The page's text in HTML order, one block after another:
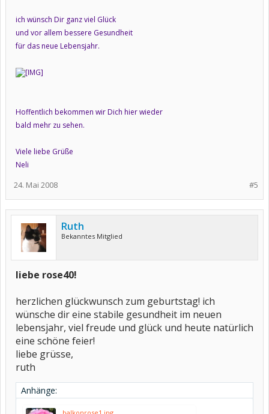
ich wünsch Dir ganz viel Glück
und vor allem bessere Gesundheit
für das neue Lebensjahr.
Hoffentlich bekommen wir Dich hier wieder
bald mehr zu sehen.
Viele liebe Grüße
Neli
#5
24. Mai 2008
Ruth
Bekanntes Mitglied
liebe rose40!
herzlichen glückwunsch zum geburtstag! ich
wünsche dir eine stabile gesundheit im neuen
lebensjahr, viel freude und glück und heute natürlich
eine schöne feier!
liebe grüsse,
ruth
Anhänge: